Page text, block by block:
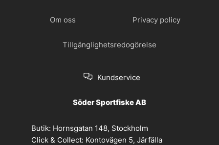
Om oss Privacy policy
Tillgänglighetsredogörelse
Kundservice
Söder Sportfiske AB
Butik: Hornsgatan 148, Stockholm
Click & Collect: Kontovägen 5, Järfälla